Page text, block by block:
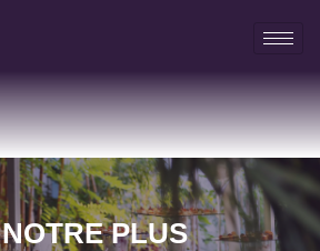
NOTRE PLUS